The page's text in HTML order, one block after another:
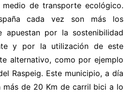
medio de transporte ecológico.
cada vez son más los
apuestan por la sostenibilidad
y por la utilización de este
alternativo, como por ejemplo
Raspeig. Este municipio, a día
más de 20 Km de carril bici a lo